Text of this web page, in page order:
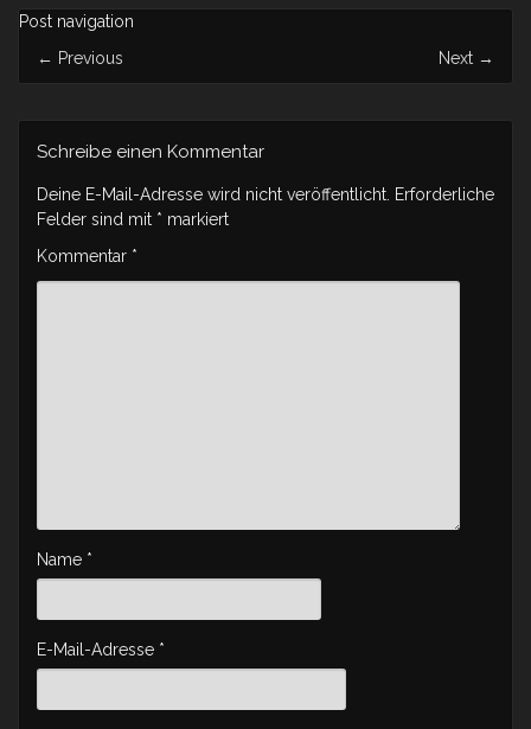
Post navigation
← Previous Next →
Schreibe einen Kommentar
Deine E-Mail-Adresse wird nicht veröffentlicht. Erforderliche
Felder sind mit * markiert
Kommentar *
Name *
E-Mail-Adresse *